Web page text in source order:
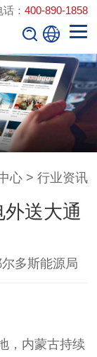
： 400-890-1858
心> 行业资讯
送大通
多斯能源局